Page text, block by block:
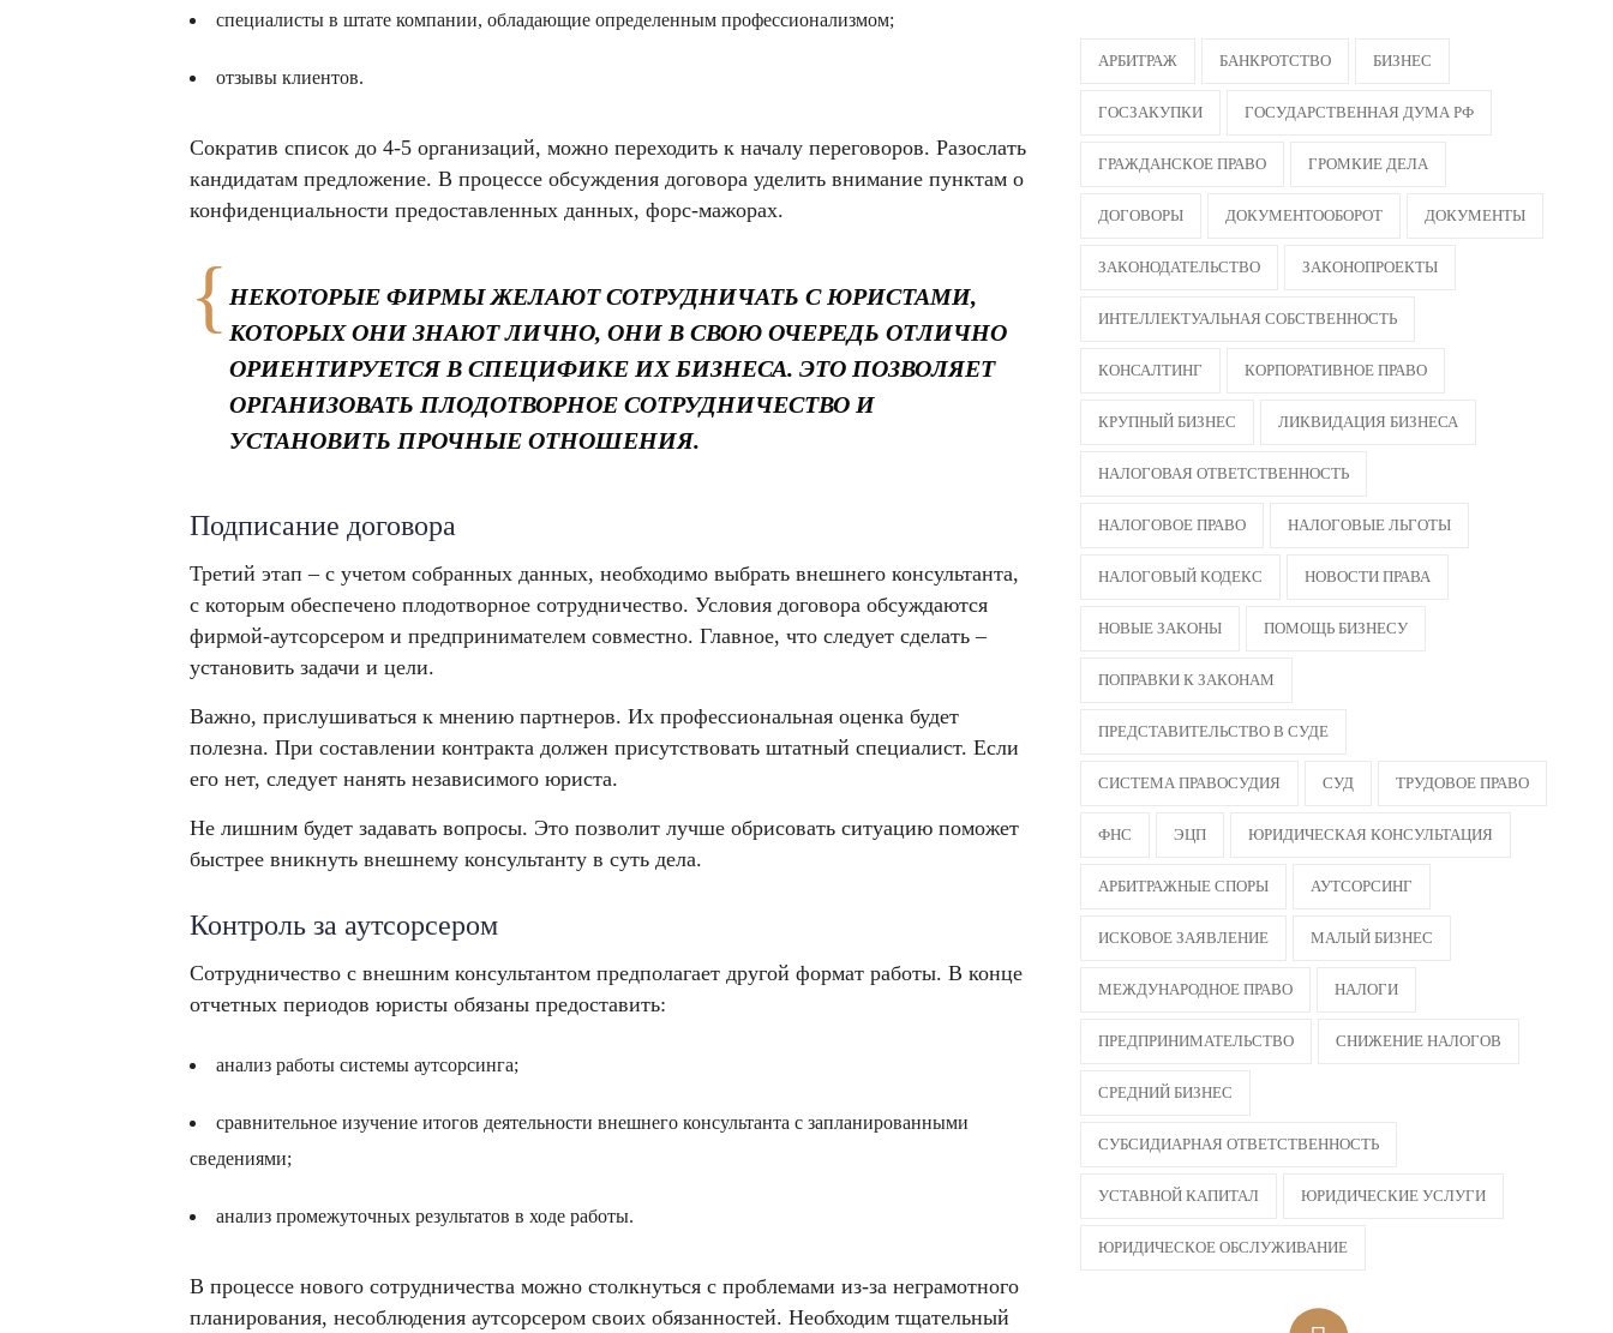
специалисты в штате компании, обладающие определенным профессионализмом;
отзывы клиентов.
Сократив список до 4-5 организаций, можно переходить к началу переговоров. Разослать
кандидатам предложение. В процессе обсуждения договора уделить внимание пунктам о
конфиденциальности предоставленных данных, форс-мажорах.
НЕКОТОРЫЕ ФИРМЫ ЖЕЛАЮТ СОТРУДНИЧАТЬ С ЮРИСТАМИ,
КОТОРЫХ ОНИ ЗНАЮТ ЛИЧНО, ОНИ В СВОЮ ОЧЕРЕДЬ ОТЛИЧНО
ОРИЕНТИРУЕТСЯ В СПЕЦИФИКЕ ИХ БИЗНЕСА. ЭТО ПОЗВОЛЯЕТ
ОРГАНИЗОВАТЬ ПЛОДОТВОРНОЕ СОТРУДНИЧЕСТВО И
УСТАНОВИТЬ ПРОЧНЫЕ ОТНОШЕНИЯ.
Подписание договора
Третий этап – с учетом собранных данных, необходимо выбрать внешнего консультанта,
с которым обеспечено плодотворное сотрудничество. Условия договора обсуждаются
фирмой-аутсорсером и предпринимателем совместно. Главное, что следует сделать –
установить задачи и цели.
Важно, прислушиваться к мнению партнеров. Их профессиональная оценка будет
полезна. При составлении контракта должен присутствовать штатный специалист. Если
его нет, следует нанять независимого юриста.
Не лишним будет задавать вопросы. Это позволит лучше обрисовать ситуацию поможет
быстрее вникнуть внешнему консультанту в суть дела.
Контроль за аутсорсером
Сотрудничество с внешним консультантом предполагает другой формат работы. В конце
отчетных периодов юристы обязаны предоставить:
анализ работы системы аутсорсинга;
сравнительное изучение итогов деятельности внешнего консультанта с запланированными
сведениями;
анализ промежуточных результатов в ходе работы.
В процессе нового сотрудничества можно столкнуться с проблемами из-за неграмотного
планирования, несоблюдения аутсорсером своих обязанностей. Необходим тщательный
АРБИТРАЖ БАНКРОТСТВО БИЗНЕС
ГОСЗАКУПКИ ГОСУДАРСТВЕННАЯ ДУМА РФ
ГРАЖДАНСКОЕ ПРАВО ГРОМКИЕ ДЕЛА
ДОГОВОРЫ ДОКУМЕНТООБОРОТ ДОКУМЕНТЫ
ЗАКОНОДАТЕЛЬСТВО ЗАКОНОПРОЕКТЫ
ИНТЕЛЛЕКТУАЛЬНАЯ СОБСТВЕННОСТЬ
КОНСАЛТИНГ КОРПОРАТИВНОЕ ПРАВО
КРУПНЫЙ БИЗНЕС ЛИКВИДАЦИЯ БИЗНЕСА
НАЛОГОВАЯ ОТВЕТСТВЕННОСТЬ
НАЛОГОВОЕ ПРАВО НАЛОГОВЫЕ ЛЬГОТЫ
НАЛОГОВЫЙ КОДЕКС НОВОСТИ ПРАВА
НОВЫЕ ЗАКОНЫ ПОМОЩЬ БИЗНЕСУ
ПОПРАВКИ К ЗАКОНАМ
ПРЕДСТАВИТЕЛЬСТВО В СУДЕ
СИСТЕМА ПРАВОСУДИЯ СУД ТРУДОВОЕ ПРАВО
ФНС ЭЦП ЮРИДИЧЕСКАЯ КОНСУЛЬТАЦИЯ
АРБИТРАЖНЫЕ СПОРЫ АУТСОРСИНГ
ИСКОВОЕ ЗАЯВЛЕНИЕ МАЛЫЙ БИЗНЕС
МЕЖДУНАРОДНОЕ ПРАВО НАЛОГИ
ПРЕДПРИНИМАТЕЛЬСТВО СНИЖЕНИЕ НАЛОГОВ
СРЕДНИЙ БИЗНЕС
СУБСИДИАРНАЯ ОТВЕТСТВЕННОСТЬ
УСТАВНОЙ КАПИТАЛ ЮРИДИЧЕСКИЕ УСЛУГИ
ЮРИДИЧЕСКОЕ ОБСЛУЖИВАНИЕ